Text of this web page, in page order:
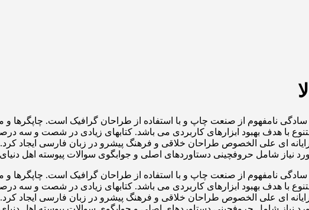
سادگی نامفهوم از صنعت چاپ و با استفاده از طراحان گرافیک است.
با هدف بهبود ابزارهای کاربردی می باشد. کتابهای زیادی در شصت و سه
ای علی الخصوص طراحان خلاقی و فرهنگ پیشرو در زبان فارسی ایجاد
نیاز شامل حروفچینی دستاوردهای اصلی و جوابگوی سوالات پیوسته اهل
سادگی نامفهوم از صنعت چاپ و با استفاده از طراحان گرافیک است.
با هدف بهبود ابزارهای کاربردی می باشد. کتابهای زیادی در شصت و سه
ای علی الخصوص طراحان خلاقی و فرهنگ پیشرو در زبان فارسی ایجاد